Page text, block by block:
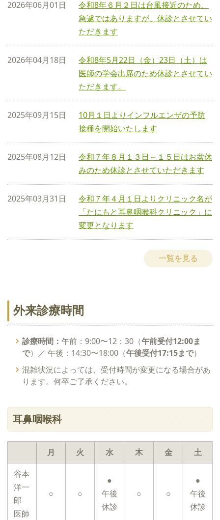
令和8年６月２日は台風接近のため、
急遽ではありますが、休診とさせてい
ただきます
2026年06月01日
令和8年5月22日（金）23日（土）は
医師の学会出席のため休診とさせてい
ただきます。
2026年04月18日
10月１日よりインフルエンザの予防
接種を開始いたします
2025年09月15日
令和７年８月１３日～１５日はお盆休
みのため休診とさせていただきます
2025年08月12日
令和７年４月１日よりクリニック名が
「たにもと耳鼻咽喉科クリニック」に
変更となります
2025年03月31日
一覧を見る
外来診療時間
診療時間： 午前：9:00〜12：30（午前受付12:00ま
で）／ 午後：14:30〜18:00（午後受付17:15まで）
混雑状況によっては、受付時間が変更になる場合があ
ります。何卒ご了承ください。
耳鼻咽喉科
月 火 水 木 金
土
谷本
洋一
郎
医師
○ ○
●
午後
休診
○ ○
●
午後
休診